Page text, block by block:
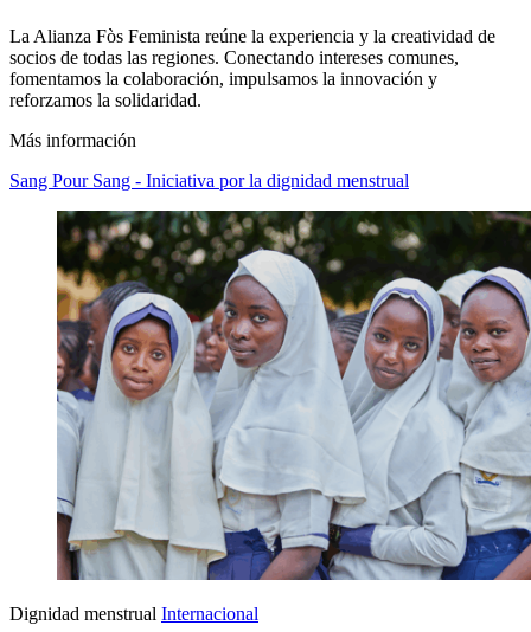
La Alianza Fòs Feminista reúne la experiencia y la creatividad de
socios de todas las regiones. Conectando intereses comunes,
fomentamos la colaboración, impulsamos la innovación y
reforzamos la solidaridad.
Más información
Sang Pour Sang - Iniciativa por la dignidad menstrual
Dignidad menstrual Internacional